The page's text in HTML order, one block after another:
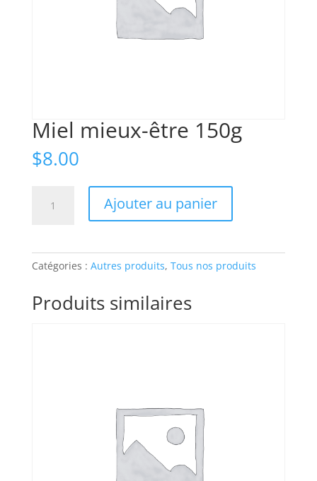
Miel mieux-être 150g
$8.00
150g
Ajouter au panier
Catégories : Autres produits, Tous nos produits
Produits similaires